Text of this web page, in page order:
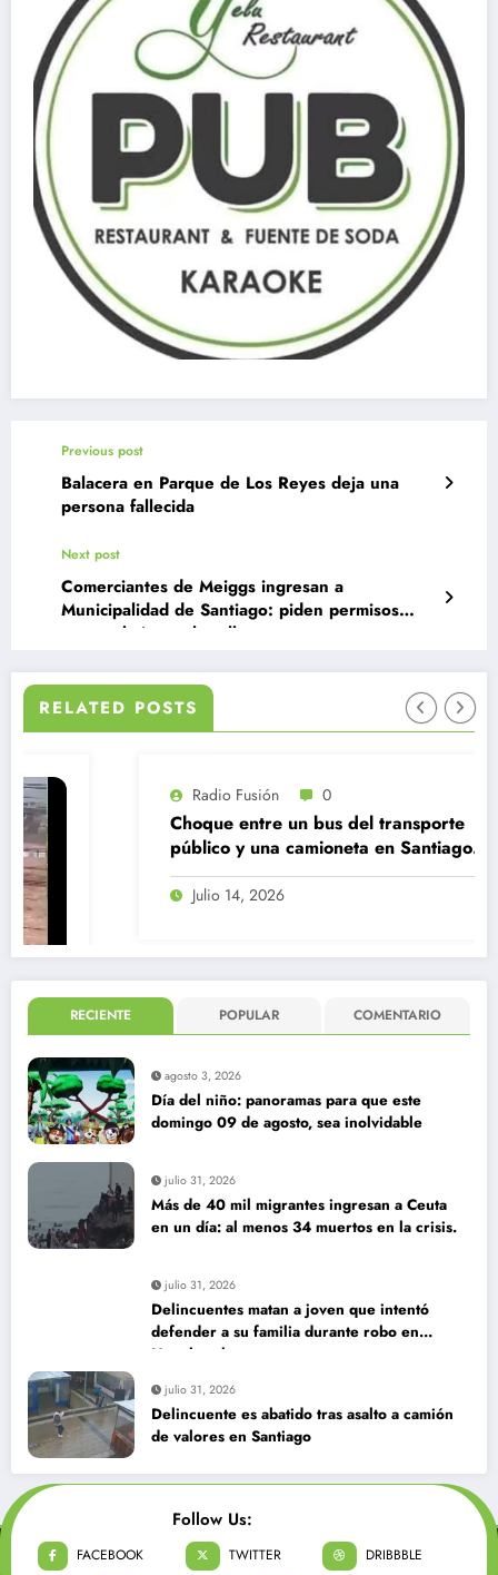
Previous post
Balacera en Parque de Los Reyes deja una
persona fallecida
Next post
Comerciantes de Meiggs ingresan a
Municipalidad de Santiago: piden permisos
para trabajar en la calle
RELATED POSTS
Radio Fusión 0
Choque entre un bus del transporte
público y una camioneta en Santiago
Julio 14, 2026
RECIENTE POPULAR COMENTARIO
agosto 3, 2026
Día del niño: panoramas para que este
domingo 09 de agosto, sea inolvidable
julio 31, 2026
Más de 40 mil migrantes ingresan a Ceuta
en un día: al menos 34 muertos en la crisis.
julio 31, 2026
Delincuentes matan a joven que intentó
defender a su familia durante robo en
Huechuraba
julio 31, 2026
Delincuente es abatido tras asalto a camión
de valores en Santiago
Follow Us:
FACEBOOK TWITTER
DRIBBBLE